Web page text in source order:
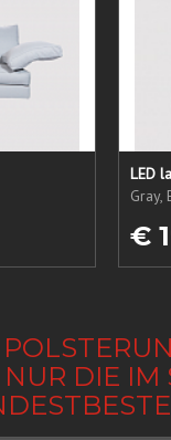
LED
Gray,
€
DIE